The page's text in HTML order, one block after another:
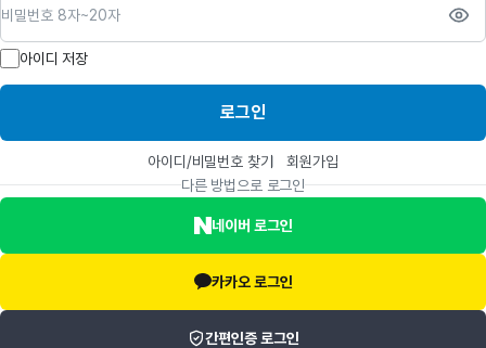
아이디 저장
로그인
아이디/비밀번호 찾기
회원가입
다른 방법으로 로그인
네이버 로그인
카카오 로그인
간편인증 로그인